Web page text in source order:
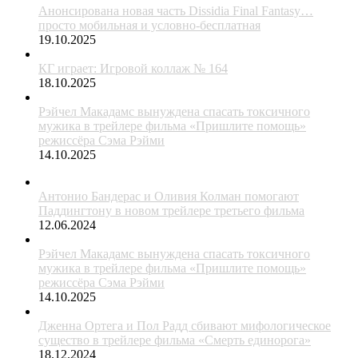
Анонсирована новая часть Dissidia Final Fantasy…
просто мобильная и условно-бесплатная
19.10.2025
КГ играет: Игровой коллаж № 164
18.10.2025
Рэйчел Макадамс вынуждена спасать токсичного
мужика в трейлере фильма «Пришлите помощь»
режиссёра Сэма Рэйми
14.10.2025
Антонио Бандерас и Оливия Колман помогают
Паддингтону в новом трейлере третьего фильма
12.06.2024
Рэйчел Макадамс вынуждена спасать токсичного
мужика в трейлере фильма «Пришлите помощь»
режиссёра Сэма Рэйми
14.10.2025
Дженна Ортега и Пол Радд сбивают мифологическое
существо в трейлере фильма «Смерть единорога»
18.12.2024